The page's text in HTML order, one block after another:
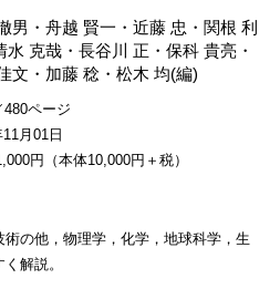
男 ・舟越 賢一 ・近藤 忠 ・ 関根 利
水 克哉 ・長谷川 正 ・保科 貴亮 ・
文 ・ 加藤 稔 ・松木 均(編)
480ページ
月01日
円（本体10,000円＋税）
の他，物理学，化学，地球科学，生
解説。